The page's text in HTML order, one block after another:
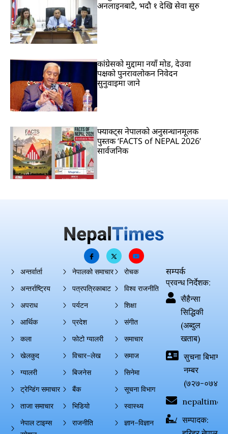
अनलाइनबाटै, भदौ १ देखि सेवा सुरु
कांग्रेसको मुद्दामा नयाँ मोड, देउवा
पक्षको पुनरावलोकन निवेदन
सुनुवाइमा जाने
फ्याक्ट्स नेपालको अनुसन्धानमूलक
पुस्तक ‘FACTS of NEPAL 2026’
सार्वजनिक
अन्तर्वार्ता
अन्तर्राष्ट्रिय
अपराध
आर्थिक
कला
खेलकुद
ग्यालरी
ट्रेन्डिंग समाचार
ताजा समाचार
नेपाल टाइम्स
नेपालको समाचार
पत्रपत्रिकाबाट
पर्यटन
प्रदेश
फोटो ग्यालरी
विचार–लेख
बिजनेस
बैंक
भिडियो
राजनीति
रोचक
विश्व राजनीति
शिक्षा
संगीत
समाचार
समाज
सिनेमा
सूचना विभाग
स्वास्थ्य
ज्ञान–विज्ञान
सम्पर्क
प्रवन्ध निर्देशक:
सैहैन्सा
सिद्धिकी
(अब्दुल
खताब)
सुचना बिभाग
नम्बर
(७२७-०७४-
सम्पादक: